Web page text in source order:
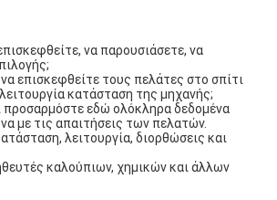
να παρουσιάσετε, να
επισκεφθείτε τους πελάτες στο σπίτι
κατάσταση της μηχανής;
προσαρμόστε εδώ ολόκληρα δεδομένα
με τις απαιτήσεις των πελατών.
λειτουργία, διορθώσεις και
καλούπιων, χημικών και άλλων